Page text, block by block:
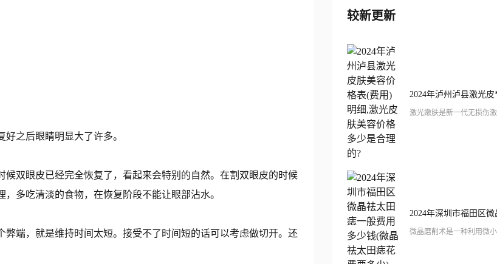
之后眼睛明显大了许多。
双眼皮已经完全恢复了，看起来会特别的自然。在割双眼皮的时候
多吃清淡的食物，在恢复阶段不能让眼部沾水。
端，就是维持时间太短。接受不了时间短的话可以考虑做切开。还
较新更新